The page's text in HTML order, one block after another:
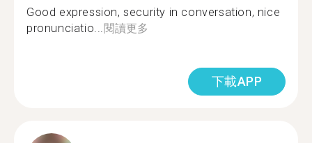
Good expression, security in conversation, nice
pronunciatio... 閱讀更多
下載APP